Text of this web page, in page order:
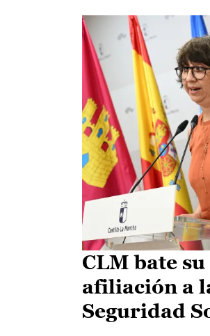
CLM bate
afiliación a
Seguridad